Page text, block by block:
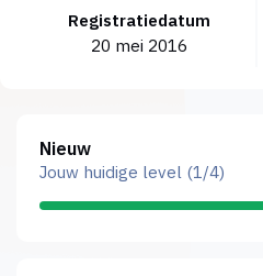
Registratiedatum
20 mei 2016
Nieuw
Jouw huidige level (1/4)